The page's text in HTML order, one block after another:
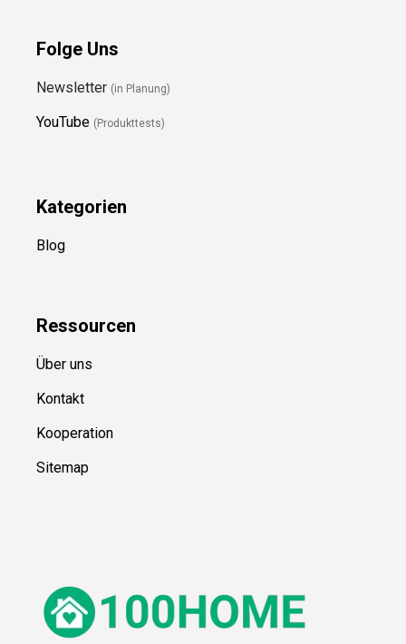
Folge Uns
Newsletter (in Planung)
YouTube (Produkttests)
Kategorien
Blog
Ressourcen
Über uns
Kontakt
Kooperation
Sitemap